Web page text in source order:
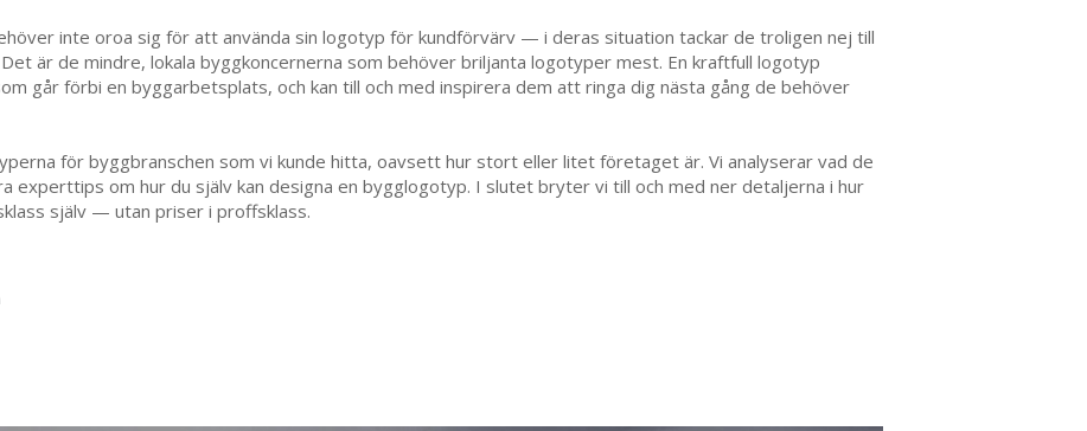
inte oroa sig för att använda sin logotyp för kundförvärv — i deras situation tackar de troligen nej till
är de mindre, lokala byggkoncernerna som behöver briljanta logotyper mest. En kraftfull logotyp
går förbi en byggarbetsplats, och kan till och med inspirera dem att ringa dig nästa gång de behöver
för byggbranschen som vi kunde hitta, oavsett hur stort eller litet företaget är. Vi analyserar vad de
experttips om hur du själv kan designa en bygglogotyp. I slutet bryter vi till och med ner detaljerna i hur
själv — utan priser i proffsklass.